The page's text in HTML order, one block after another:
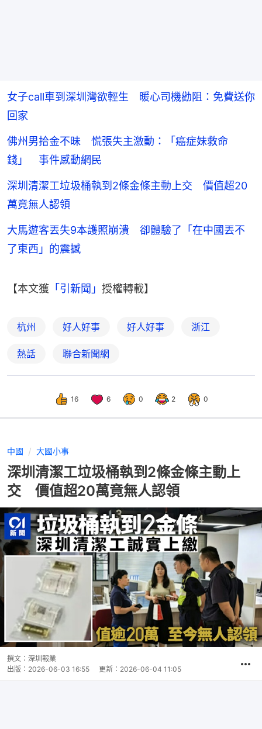
女子call車到深圳灣欲輕生 暖心司機勸阻：免費送你
回家
佛州男拾金不昧 慌張失主激動：「癌症妹救命
錢」 事件感動網民
深圳清潔工垃圾桶執到2條金條主動上交 價值超20
萬竟無人認領
大馬遊客丟失9本護照崩潰 卻體驗了「在中國丟不
了東西」的震撼
【本文獲 「引新聞」 授權轉載】
杭州 好人好事 好人好事 浙江
熱話 聯合新聞網
16 6 0 2 0
中國 大國小事
深圳清潔工垃圾桶執到2條金條主動上
交 價值超20萬竟無人認領
撰文： 深圳報業
出版： 2026-06-03 16:55 更新： 2026-06-04 11:05